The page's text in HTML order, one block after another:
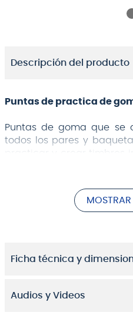
Descripción del producto
Puntas de practica de
Puntas de goma que se
todos los pares y
practicar y crear timbres
Ideal para practicar
Se adapta a la
Incluye 2 pares de
Ficha técnica y
Audios y Videos